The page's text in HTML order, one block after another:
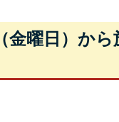
曜日）か